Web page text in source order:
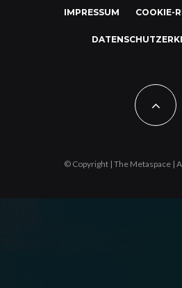
IMPRESSUM COOKIE-
© Copyright | The Metaspace |